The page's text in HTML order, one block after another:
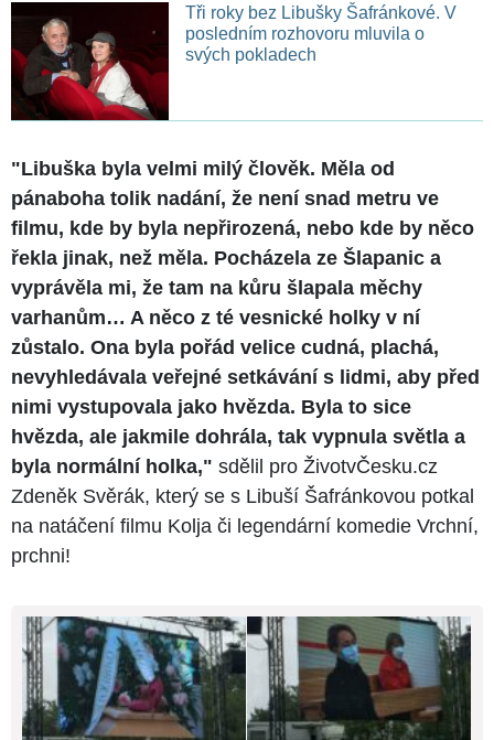
Tři roky bez Libušky Šafránkové. V
posledním rozhovoru mluvila o
svých pokladech
"Libuška byla velmi milý člověk. Měla od
pánaboha tolik nadání, že není snad metru ve
filmu, kde by byla nepřirozená, nebo kde by něco
řekla jinak, než měla. Pocházela ze Šlapanic a
vyprávěla mi, že tam na kůru šlapala měchy
varhanům… A něco z té vesnické holky v ní
zůstalo. Ona byla pořád velice cudná, plachá,
nevyhledávala veřejné setkávání s lidmi, aby před
nimi vystupovala jako hvězda. Byla to sice
hvězda, ale jakmile dohrála, tak vypnula světla a
byla normální holka," sdělil pro ŽivotvČesku.cz
Zdeněk Svěrák, který se s Libuší Šafránkovou potkal
na natáčení filmu Kolja či legendární komedie Vrchní,
prchni!